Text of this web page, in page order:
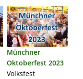
Münchner
Oktoberfest 2023
Volksfest